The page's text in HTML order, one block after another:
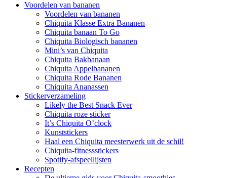
Voordelen van bananen
Voordelen van bananen
Chiquita Klasse Extra Bananen
Chiquita banaan To Go
Chiquita Biologisch bananen
Mini’s van Chiquita
Chiquita Bakbanaan
Chiquita Appelbananen
Chiquita Rode Bananen
Chiquita Ananassen
Stickerverzameling
Likely the Best Snack Ever
Chiquita roze sticker
It’s Chiquita O’clock
Kunststickers
Haal een Chiquita meesterwerk uit de schil!
Chiquita-fitnessstickers
Spotify-afspeellijsten
Recepten